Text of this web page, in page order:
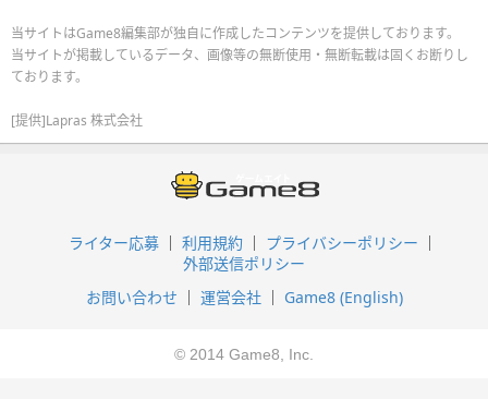
当サイトはGame8編集部が独自に作成したコンテンツを提供しております。
当サイトが掲載しているデータ、画像等の無断使用・無断転載は固くお断りし
ております。
[提供]Lapras 株式会社
ライター応募 利用規約
プライバシーポリシー
外部送信ポリシー
お問い合わせ
運営会社 Game8 (English)
© 2014 Game8, Inc.